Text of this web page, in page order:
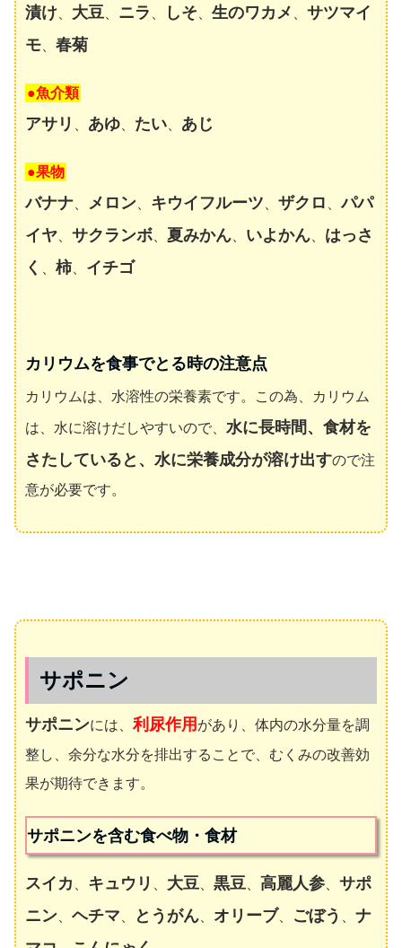
漬け
大豆 ニラ しそ 生のワカメ
サツマイ
モ
春菊
●魚介類
アサリ あゆ たい あじ
●果物
バナナ メロン キウイフルーツ ザクロ 、パパ
イヤ
サクランボ 夏みかん いよかん
はっさ
く
柿 イチゴ
カリウムを食事でとる時の注意点
カリウムは、水溶性の栄養素です。この為、カリウム
は、水に溶けだしやすいので、 水に長時間、食材を
さたしていると、水に栄養成分が溶け出すので注
意が必要です。
サポニン
サポニンには、利尿作用 があり、体内の水分量を調
整し、余分な水分を排出することで、むくみの改善効
果が期待できます。
サポニンを含む食べ物・食材
スイカ キュウリ 大豆 黒豆 高麗人参
サポ
ニン
ヘチマ とうがん オリーブ ごぼう
ナ